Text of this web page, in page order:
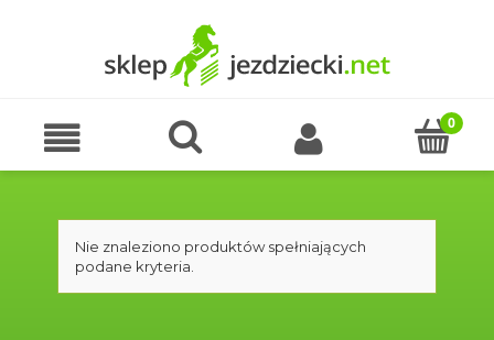
Nie znaleziono produktów spełniających
podane kryteria.